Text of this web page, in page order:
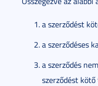
a szerződést
a szerződéses
a szerződés
szerződést